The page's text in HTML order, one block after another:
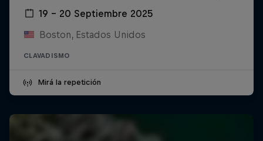
19 – 20 Septiembre 2025
Boston, Estados Unidos
CLAVADISMO
Mirá la repetición